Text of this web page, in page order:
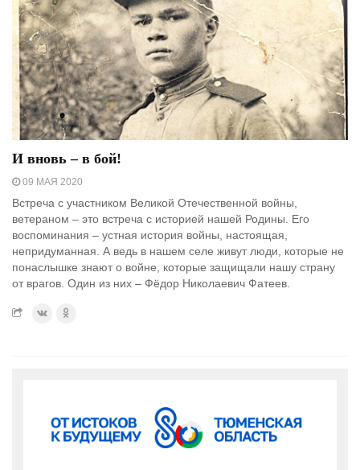
И вновь – в бой!
09 МАЯ 2020
Встреча с участником Великой Отечественной войны,
ветераном – это встреча с историей нашей Родины. Его
воспоминания – устная история войны, настоящая,
непридуманная. А ведь в нашем селе живут люди, которые не
понаслышке знают о войне, которые защищали нашу страну
от врагов. Один из них – Фёдор Николаевич Фатеев.